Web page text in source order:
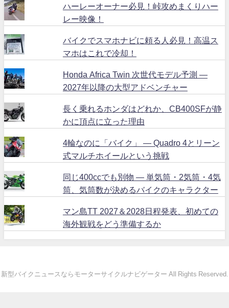
ハーレーオーナー必見！峠攻めまくりハー
レー映像！
バイクでスマホナビに頼る人必見！高温ス
マホはこれで冷却！
Honda Africa Twin 次世代モデル予測 ―
2027年以降の大型アドベンチャー
長く乗れるホンダはどれか、CB400SFが静
かに頂点に立った理由
4輪なのに「バイク」 ― Quadro 4とリーン
式マルチホイールという挑戦
同じ400ccでも別物 ― 単気筒・2気筒・4気
筒、気筒数が決めるバイクのキャラクター
マン島TT 2027＆2028日程発表、初めての
海外観戦をどう準備するか
新型バイクニュースならモーターサイクルナビゲーター All Rights Reserved.